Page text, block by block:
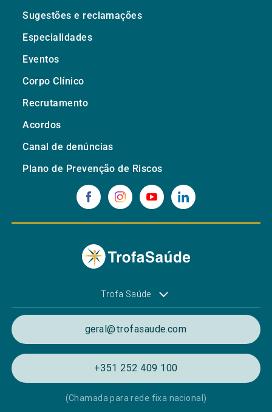
Sugestões e reclamações
Especialidades
Eventos
Corpo Clínico
Recrutamento
Acordos
Canal de denúncias
Plano de Prevenção de Riscos
Trofa Saúde
geral@trofasaude.com
+351 252 409 100
(Chamada para rede fixa nacional)